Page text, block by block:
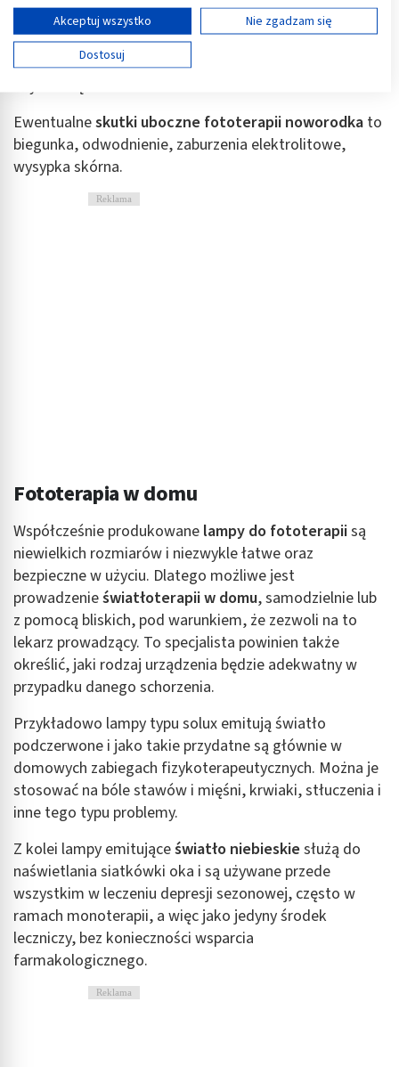
substancji rozpuszczalnych w wodzie, co ułatwia jej
usunięcie z żółcią. W tym przypadku naświetla się nie
oczy, lecz ciało dziecka. Oczy powinny być zasłonięte,
aby uniknąć uszkodzeń siatkówki.
Ewentualneskutki uboczne fototerapii noworodka to
biegunka, odwodnienie, zaburzenia elektrolitowe,
wysypka skórna.
Reklama
Fototerapia w domu
Współcześnie produkowane lampy do fototerapiisą
niewielkich rozmiarów i niezwykle łatwe oraz
bezpieczne w użyciu. Dlatego możliwe jest
prowadzenieświatłoterapii w domu, samodzielnie lub
z pomocą bliskich, pod warunkiem, że zezwoli na to
lekarz prowadzący. To specjalista powinien także
określić, jaki rodzaj urządzenia będzie adekwatny w
przypadku danego schorzenia.
Przykładowo lampy typu solux emitują światło
podczerwone i jako takie przydatne są głównie w
domowych zabiegach fizykoterapeutycznych. Można je
stosować na bóle stawów i mięśni, krwiaki, stłuczenia i
inne tego typu problemy.
Z kolei lampy emitująceświatło niebieskiesłużą do
naświetlania siatkówki oka i są używane przede
wszystkim w leczeniu depresji sezonowej, często w
ramach monoterapii, a więc jako jedyny środek
leczniczy, bez konieczności wsparcia
farmakologicznego.
Reklama
Wyświetl listę partnerów (11 dostawców IAB)
Używamy Twoich danych w następujących celach:
Cele przetwarzania IAB:
Przechowywanie informacji na urządzeniu lub
Wykorzystywanie ograniczonych danych do
wyboru reklam
Tworzenie profili w celu spersonalizowanych
Wykorzystywanie ograniczonych danych do
wyboru treści
Funkcje specjalne IAB:
Użycie dokładnych danych geolokalizacyjnych
Identyfikowanie urządzeń na podstawie
aktywnie żądanych informacji
Niezbędne
Wydajność (Performance)
Reklama / śledzenie
Akceptuj wszystko
Nie zgadzam się
Dostosuj